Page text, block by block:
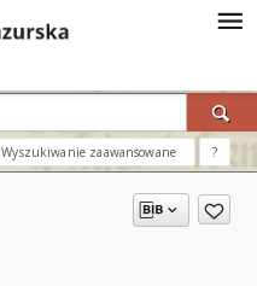
Wyszukiwanie zaawansowane ?